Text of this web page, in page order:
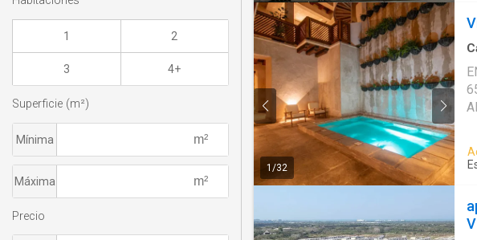
1 /32
EN
1 2
3 4+
Superficie (m²)
Mínima
Máxima
Precio